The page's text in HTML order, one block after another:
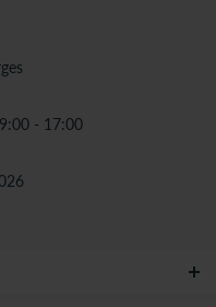
- 17:00